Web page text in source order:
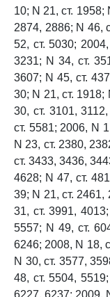
10; N 21, ст. 1958;
2874, 2886; N 46,
52, ст. 5030;
3231; N 34, ст.
3607; N 45, ст.
30; N 21, ст. 1918;
30, ст. 3101,
ст. 5581; 2006, N
N 23, ст. 2380,
ст. 3433, 3436,
4628; N 47, ст.
39; N 21, ст. 2461,
31, ст. 3991,
5557; N 49, ст.
6246; 2008, N 18,
N 30, ст. 3577,
48, ст. 5504,
6227, 6237; 2009,